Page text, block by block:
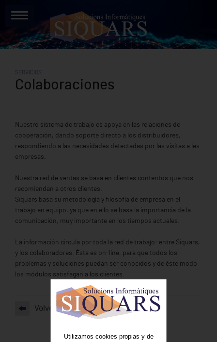
Colaboraciones
Nuestro sistema de trabajo es apoya en las relaciones de
cooperación, dando soporte directo a los distribuidores,
respondiendo a las necesidades detectadas por las visitas a les
empresas.
Nuestra red de ventas se basa en clientes contentos que nos
recomiendan a otros clientes.
Siquars basa su metodología y filosofía de empresa en el
trabajo en equipo, ya que en ello se basa la importancia de la
comunicación, muy importante en los tiempos actuales.
La información circula por toda la red de trabajo: entre Siquars,
y los colaboradores. Ésta es on-line, para que todos los
problemas y soluciones puedan ser conocidos y de éste modo
los módulos satisfagan a los clientes.
Volver
Utilizamos cookies propias y de